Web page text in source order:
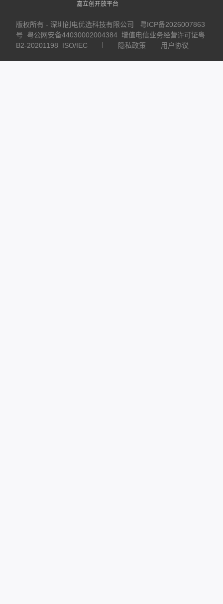
嘉立创开放平台
版权所有 - 深圳创电优选科技有限公司
粤ICP备2026007863
号
粤公网安备44030002004384 增值电信业务经营许可证粤
B2-20201198
ISO/IEC 隐私政策 用户协议